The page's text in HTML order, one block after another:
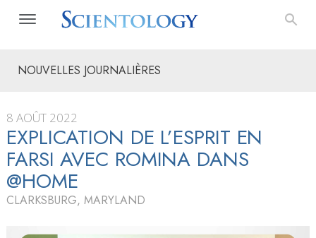
NOUVELLES JOURNALIÈRES
8 AOÛT 2022
EXPLICATION DE L’ESPRIT EN
FARSI AVEC ROMINA DANS
@HOME
CLARKSBURG, MARYLAND